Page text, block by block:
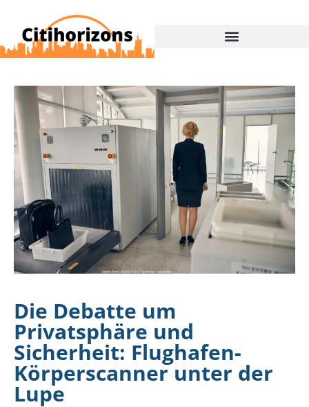
Die Debatte um
Privatsphäre und
Sicherheit: Flughafen-
Körperscanner unter der
Lupe